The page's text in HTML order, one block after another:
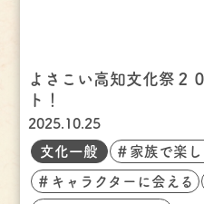
よさこい高知文化祭２
ト！
2025.10.25
文化一般 ＃家族で楽し
＃キャラクターに会える